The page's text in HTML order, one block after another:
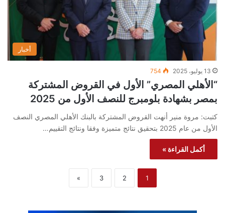
أخبار
13 يوليو، 2025 754
“الأهلي المصري” الأول في القروض المشتركة
بمصر بشهادة بلومبرج للنصف الأول من 2025
كتبت: مروة منير أنهت القروض المشتركة بالبنك الأهلي المصري النصف
الأول من عام 2025 بتحقيق نتائج متميزة وفقا ونتائج التقييم…
أكمل القراءة »
1
2
3
»